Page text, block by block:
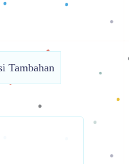
Tambahan